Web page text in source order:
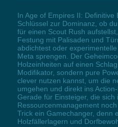
In Age of Empires II: Definitive
Schlüssel zur Dominanz, ob
für einen Scout Rush
Festung mit Palisaden und
abdichtest oder
Meta sprengen. Der
Holzeinheiten auf einen
Modifikator, sondern pure
clever nutzen kannst, um die
umgehen und direkt ins
Gerade für Einsteiger, die sich
Ressourcenmanagement
Trick ein Gamechanger, denn
Holzfällerlagern und